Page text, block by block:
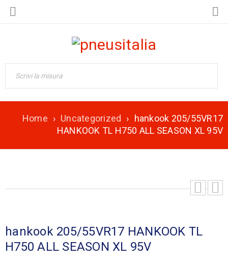
Home › Uncategorized ›
hankook 205/55VR17
HANKOOK TL H750 ALL SEASON XL 95V
hankook 205/55VR17 HANKOOK TL
H750 ALL SEASON XL 95V